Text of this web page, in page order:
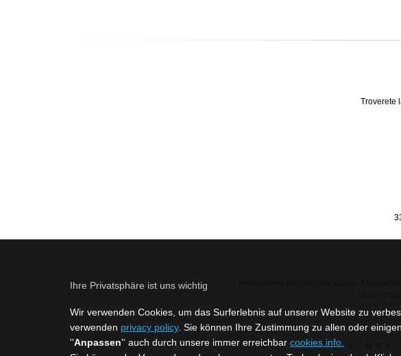
Troverete
-
Ihre Privatsphäre ist uns wichtig
Wir verwenden Cookies, um das Surferlebnis auf unserer Website zu
verwenden privacy policy. Sie können Ihre Zustimmung zu allen oder
''Anpassen'' auch durch unsere immer erreichbar cookies info.